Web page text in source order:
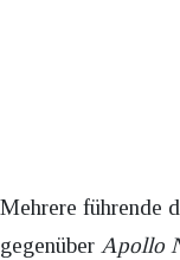
Mehrere führende
gegenüber Apollo